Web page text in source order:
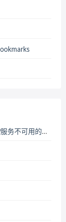
不可用的问题